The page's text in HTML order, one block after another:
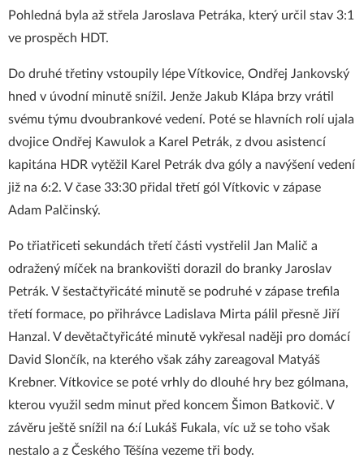
Pohledná byla až střela Jaroslava Petráka, který určil stav 3:1
ve prospěch HDT.
Do druhé třetiny vstoupily lépe Vítkovice, Ondřej Jankovský
hned v úvodní minutě snížil. Jenže Jakub Klápa brzy vrátil
svému týmu dvoubrankové vedení. Poté se hlavních rolí ujala
dvojice Ondřej Kawulok a Karel Petrák, z dvou asistencí
kapitána HDR vytěžil Karel Petrák dva góly a navýšení vedení
již na 6:2. V čase 33:30 přidal třetí gól Vítkovic v zápase
Adam Palčinský.
Po třiatřiceti sekundách třetí části vystřelil Jan Malič a
odražený míček na brankovišti dorazil do branky Jaroslav
Petrák. V šestačtyřicáté minutě se podruhé v zápase trefila
třetí formace, po přihrávce Ladislava Mirta pálil přesně Jiří
Hanzal. V devětačtyřicáté minutě vykřesal naději pro domácí
David Slončík, na kterého však záhy zareagoval Matyáš
Krebner. Vítkovice se poté vrhly do dlouhé hry bez gólmana,
kterou využil sedm minut před koncem Šimon Batkovič. V
závěru ještě snížil na 6:í Lukáš Fukala, víc už se toho však
nestalo a z Českého Těšína vezeme tři body.